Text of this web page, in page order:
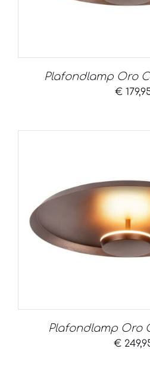
Plafondlamp Oro
€
Plafondlamp Oro
€